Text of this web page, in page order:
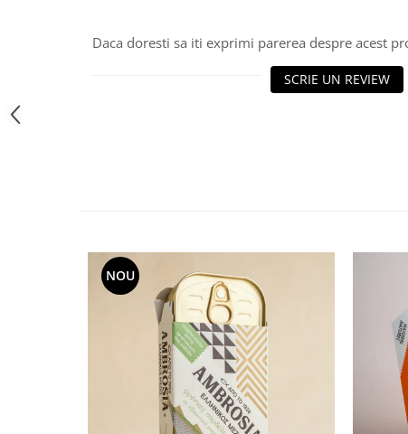
TOATE PRODUSELEDaca doresti sa iti exprimi parerea despre acest
SCRIE UN REVIEW
NOU